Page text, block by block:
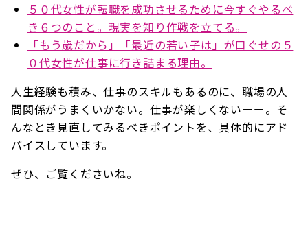
５０代女性が転職を成功させるために今すぐやるべ
き６つのこと。現実を知り作戦を立てる。
「もう歳だから」「最近の若い子は」が口ぐせの５
０代女性が仕事に行き詰まる理由。
人生経験も積み、仕事のスキルもあるのに、職場の人
間関係がうまくいかない。仕事が楽しくないーー。そ
んなとき見直してみるべきポイントを、具体的にアド
バイスしています。
ぜひ、ご覧くださいね。